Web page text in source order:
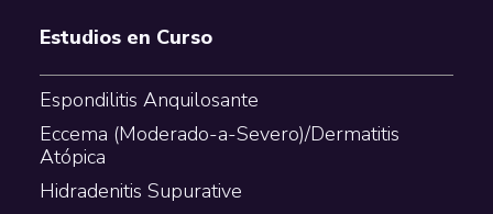
Estudios en Curso
Espondilitis Anquilosante
Eccema (Moderado-a-Severo)/Dermatitis
Atópica
Hidradenitis Supurative